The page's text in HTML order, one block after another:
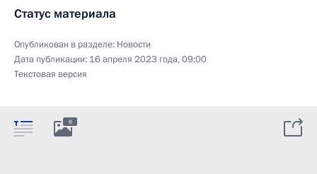
Статус материала
Опубликован в разделе: Новости
Дата публикации: 16 апреля 2023 года, 09:00
Текстовая версия
8